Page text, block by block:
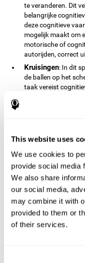
This website uses
We use cookies to
provide social media
We also share
our social media,
may combine it with
provided to them or
of their services.
te veranderen. Dit
belangrijke
deze cognitieve
mogelijk maakt om
motorische of
autorijden, correct
Kruisingen: In dit
de ballen op het
taak vereist
een belangrijke
gebruiken,
FOCU-SHIF is
besteedt aan het
het evalueren van
zoals impulsiviteit,
Bijenballon: De
er boven te zweven,
en bommen
taak cognitieve
vaardigheid in het